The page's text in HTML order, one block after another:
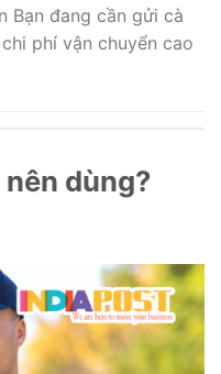
Bạn đang cần gửi cà
phí vận chuyển cao
dùng?